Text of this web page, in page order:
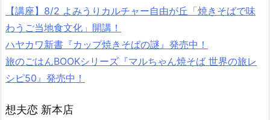
【講座】8/2 よみうりカルチャー自由が丘「焼きそばで味
わうご当地食文化」開講！
ハヤカワ新書『カップ焼きそばの謎』発売中！
旅のごはんBOOKシリーズ『マルちゃん焼そば 世界の旅レ
シピ50』発売中！
想夫恋 新本店